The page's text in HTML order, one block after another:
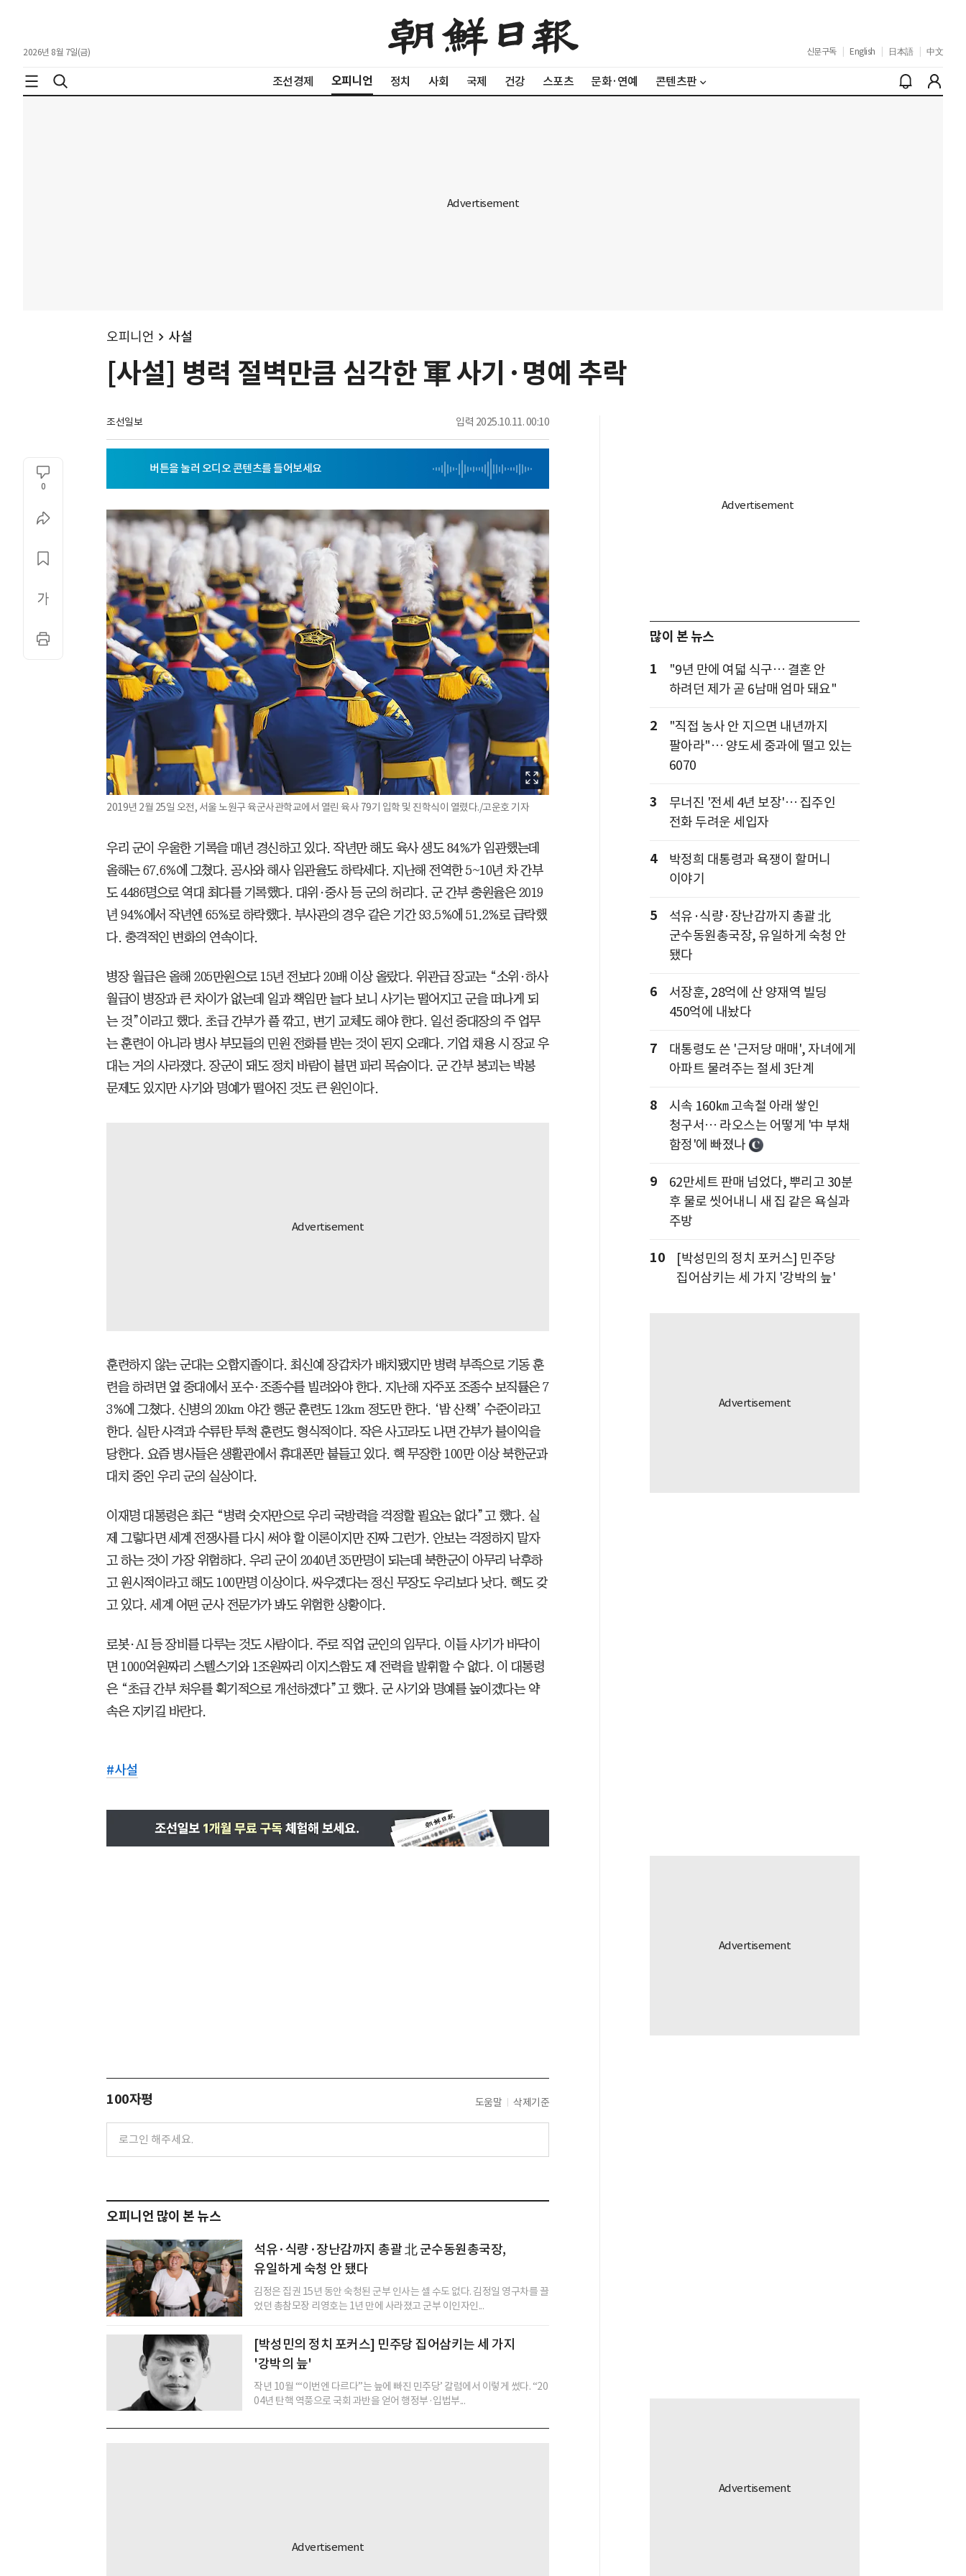
2026년 8월 7일(금) 신문구독 English 日本語 中文
조선경제 오피니언 정치 사회 국제 건강 스포츠 문화·연예 콘텐츠판
오피니언 사설
[사설] 병력 절벽만큼 심각한 軍 사기·명예 추락
조선일보 입력 2025.10.11. 00:10
0
2019년 2월 25일 오전, 서울 노원구 육군사관학교에서 열린 육사 79기 입학 및 진학식이 열렸다./고운호 기자
우리 군이 우울한 기록을 매년 경신하고 있다. 작년만 해도 육사 생도 84%가 임관했는데
올해는 67.6%에 그쳤다. 공사와 해사 임관율도 하락세다. 지난해 전역한 5~10년 차 간부
도 4486명으로 역대 최다를 기록했다. 대위·중사 등 군의 허리다. 군 간부 충원율은 2019
년 94%에서 작년엔 65%로 하락했다. 부사관의 경우 같은 기간 93.5%에 51.2%로 급락했
다. 충격적인 변화의 연속이다.
병장 월급은 올해 205만원으로 15년 전보다 20배 이상 올랐다. 위관급 장교는 “소위·하사
월급이 병장과 큰 차이가 없는데 일과 책임만 늘다 보니 사기는 떨어지고 군을 떠나게 되
는 것”이라고 했다. 초급 간부가 풀 깎고, 변기 교체도 해야 한다. 일선 중대장의 주 업무
는 훈련이 아니라 병사 부모들의 민원 전화를 받는 것이 된지 오래다. 기업 채용 시 장교 우
대는 거의 사라졌다. 장군이 돼도 정치 바람이 불면 파리 목숨이다. 군 간부 붕괴는 박봉
문제도 있지만 사기와 명예가 떨어진 것도 큰 원인이다.
훈련하지 않는 군대는 오합지졸이다. 최신예 장갑차가 배치됐지만 병력 부족으로 기동 훈
련을 하려면 옆 중대에서 포수·조종수를 빌려와야 한다. 지난해 자주포 조종수 보직률은 7
3%에 그쳤다. 신병의 20km 야간 행군 훈련도 12km 정도만 한다. ‘밤 산책’ 수준이라고
한다. 실탄 사격과 수류탄 투척 훈련도 형식적이다. 작은 사고라도 나면 간부가 불이익을
당한다. 요즘 병사들은 생활관에서 휴대폰만 붙들고 있다. 핵 무장한 100만 이상 북한군과
대치 중인 우리 군의 실상이다.
이재명 대통령은 최근 “병력 숫자만으로 우리 국방력을 걱정할 필요는 없다”고 했다. 실
제 그렇다면 세계 전쟁사를 다시 써야 할 이론이지만 진짜 그런가. 안보는 걱정하지 말자
고 하는 것이 가장 위험하다. 우리 군이 2040년 35만명이 되는데 북한군이 아무리 낙후하
고 원시적이라고 해도 100만명 이상이다. 싸우겠다는 정신 무장도 우리보다 낫다. 핵도 갖
고 있다. 세계 어떤 군사 전문가가 봐도 위험한 상황이다.
로봇·AI 등 장비를 다루는 것도 사람이다. 주로 직업 군인의 임무다. 이들 사기가 바닥이
면 1000억원짜리 스텔스기와 1조원짜리 이지스함도 제 전력을 발휘할 수 없다. 이 대통령
은 “초급 간부 처우를 획기적으로 개선하겠다”고 했다. 군 사기와 명예를 높이겠다는 약
속은 지키길 바란다.
#사설
100자평 도움말 삭제기준
오피니언 많이 본 뉴스
석유·식량·장난감까지 총괄 北 군수동원총국장,
유일하게 숙청 안 됐다
김정은 집권 15년 동안 숙청된 군부 인사는 셀 수도 없다. 김정일 영구차를 끌
었던 총참모장 리영호는 1년 만에 사라졌고 군부 이인자인...
[박성민의 정치 포커스] 민주당 집어삼키는 세 가지
'강박의 늪'
작년 10월 ‘“이번엔 다르다”는 늪에 빠진 민주당’ 칼럼에서 이렇게 썼다. “20
04년 탄핵 역풍으로 국회 과반을 얻어 행정부·입법부...
많이 본 뉴스
1
"9년 만에 여덟 식구… 결혼 안
하려던 제가 곧 6남매 엄마 돼요"
2
"직접 농사 안 지으면 내년까지
팔아라"… 양도세 중과에 떨고 있는
6070
3
무너진 '전세 4년 보장'… 집주인
전화 두려운 세입자
4
박정희 대통령과 욕쟁이 할머니
이야기
5
석유·식량·장난감까지 총괄 北
군수동원총국장, 유일하게 숙청 안
됐다
6
서장훈, 28억에 산 양재역 빌딩
450억에 내놨다
7
대통령도 쓴 '근저당 매매', 자녀에게
아파트 물려주는 절세 3단계
8
시속 160㎞ 고속철 아래 쌓인
청구서… 라오스는 어떻게 '中 부채
함정'에 빠졌나
9
62만세트 판매 넘었다, 뿌리고 30분
후 물로 씻어내니 새 집 같은 욕실과
주방
10
[박성민의 정치 포커스] 민주당
집어삼키는 세 가지 '강박의 늪'